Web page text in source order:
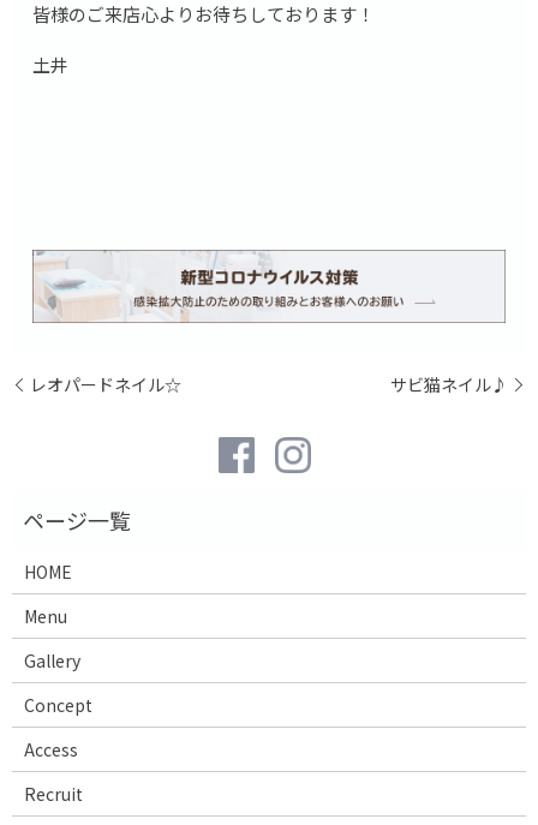
皆様のご来店心よりお待ちしております！
土井
レオパードネイル☆ サビ猫ネイル♪
HOME
Menu
Gallery
Concept
Access
Recruit